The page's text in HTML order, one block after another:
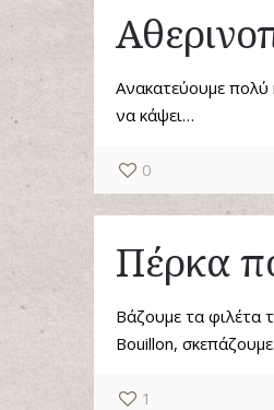
Ανακατεύουμε πολύ
να κάψει…
0
Πέρκα
Βάζουμε τα φιλέτα
Bouillon,
1